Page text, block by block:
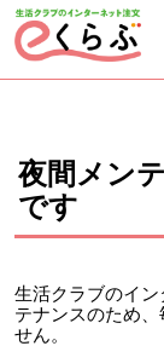
ページの先頭です。
夜間メン
です
生活クラブのイ
テナンスのため
せん。